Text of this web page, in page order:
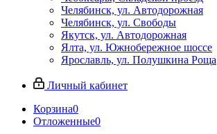
Челябинск, ул. Автодорожная
Челябинск, ул. Свободы
Якутск, ул. Автодорожная
Ялта, ул. Южнобережное шоссе
Ярославль, ул. Полушкина Роща
Личный кабинет
Корзина0
Отложенные0